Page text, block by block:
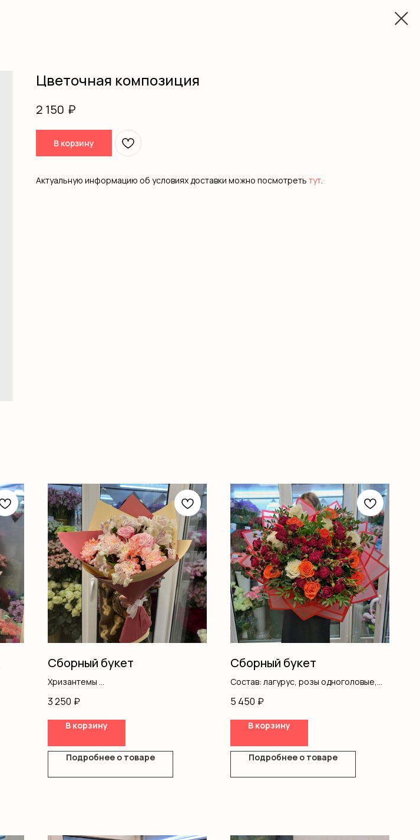
Цветочная композиция
2 150 ₽
В корзину
Актуальную информацию об условиях доставки можно посмотреть тут
Сборный букет
Хризантемы
Альстромерия
Оформление
3 250 ₽
В корзину
Подробнее о товаре
Сборный букет
Состав: лагурус, розы одноголовые,
5 450 ₽
В корзину
Подробнее о товаре